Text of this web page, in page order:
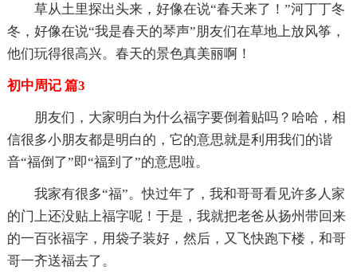
草从土里探出头来，好像在说“春天来了！”河丁丁冬
冬，好像在说“我是春天的琴声”朋友们在草地上放风筝，
他们玩得很高兴。春天的景色真美丽啊！
初中周记 篇3
朋友们，大家明白为什么福字要倒着贴吗？哈哈，相
信很多小朋友都是明白的，它的意思就是利用我们的谐
音“福倒了”即“福到了”的意思啦。
我家有很多“福”。快过年了，我和哥哥看见许多人家
的门上还没贴上福字呢！于是，我就把老爸从扬州带回来
的一百张福字，用袋子装好，然后，又飞快跑下楼，和哥
哥一齐送福去了。